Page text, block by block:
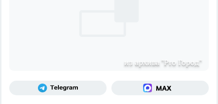
из архива "Pro Город"